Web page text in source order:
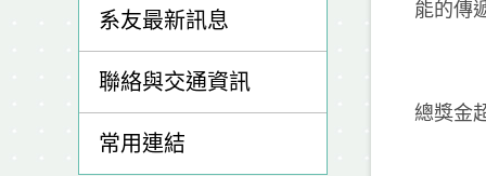
系友最新訊息
聯絡與交通資訊
常用連結
能的傳
總獎金